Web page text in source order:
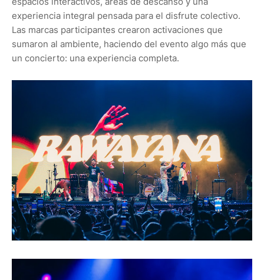
experiencia integral pensada para el disfrute colectivo.
Las marcas participantes crearon activaciones que
sumaron al ambiente, haciendo del evento algo más que
un concierto: una experiencia completa.